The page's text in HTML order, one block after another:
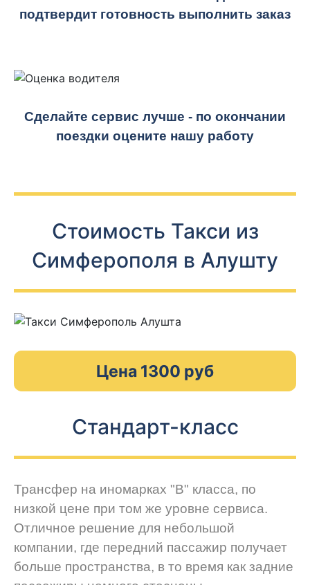
подтвердит готовность выполнить заказ
Сделайте сервис лучше - по окончании
поездки оцените нашу работу
Стоимость Такси из
Симферополя в Алушту
Цена 1300 руб
Стандарт-класс
Трансфер на иномарках "В" класса, по
низкой цене при том же уровне сервиса.
Отличное решение для небольшой
компании, где передний пассажир получает
больше пространства, в то время как задние